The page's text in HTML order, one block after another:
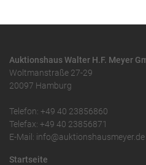
Auktionshaus Walter H.F. Meyer
Woltmanstraße 27-29
20097 Hamburg
Telefon: +49 40 23856860
Telefax: +49 40 23856871
E-Mail: info@auktionshausmeyer.de
Startseite